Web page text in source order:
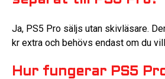
Ja, PS5 Pro säljs utan skivläsare.
kr extra och behövs endast om du
Hur fungerar PS5